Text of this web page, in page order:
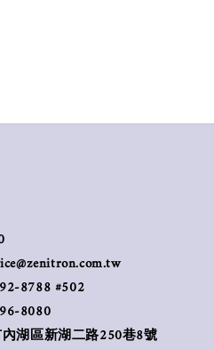
8788 #502
8080
湖區新湖二路250巷8號